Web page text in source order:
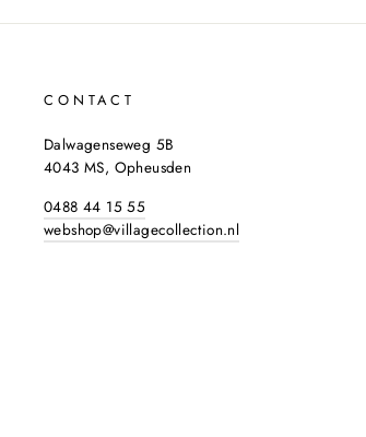
CONTACT
Dalwagenseweg 5B
4043 MS, Opheusden
0488 44 15 55
webshop@villagecollection.nl